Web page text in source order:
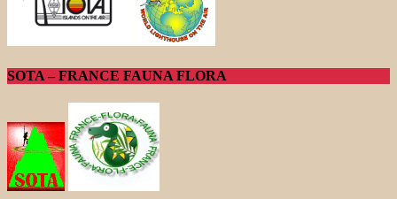
SOTA – FRANCE FAUNA FLORA